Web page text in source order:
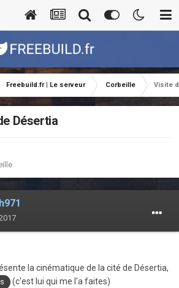
Freebuild.fr | Le serveur Corbeille Visite
Désertia
la cinématique de la cité de Désertia,
(c'est lui qui me l'a faites)